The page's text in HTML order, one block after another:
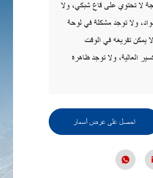
لا تحتوي على قاع شبكي، ولا
ولا توجد مشكلة في لوحة
يمكن تفريغه في الوقت
العالية، ولا توجد ظاهرة
احصل على عرض أسعار